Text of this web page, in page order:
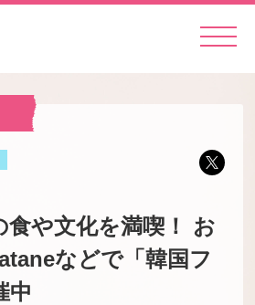
食や文化を満喫！ お
などで「韓国フ
中